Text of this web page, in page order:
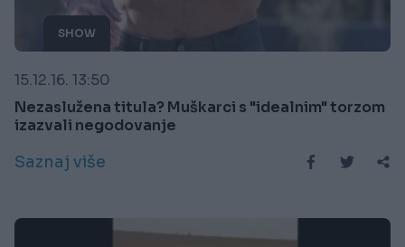
SHOW
15.12.16. 13:50
Nezaslužena titula? Muškarci s "idealnim" torzom
izazvali negodovanje
Saznaj više